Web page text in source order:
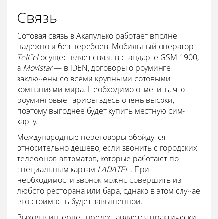
Связь
Сотовая связь в Акапулько работает вполне
надежно и без перебоев. Мобильный оператор
TelCelосуществляет связь в стандарте GSM-1900,
а Movistar— в iDEN, договоры о роуминге
заключены со всеми крупными сотовыми
компаниями мира. Необходимо отметить, что
роуминговые тарифы здесь очень высоки,
поэтому выгоднее будет купить местную сим-
карту.
Международные переговоры обойдутся
относительно дешево, если звонить с городских
телефонов-автоматов, которые работают по
специальным картам LADATEL . При
необходимости звонок можно совершить из
любого ресторана или бара, однако в этом случае
его стоимость будет завышенной.